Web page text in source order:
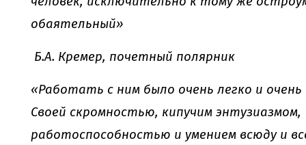
обаятельный»
Б.А. Кремер, почетный полярник
«Работать с ним было очень легко и
Своей скромностью, кипучим энтузиазмом,
работоспособностью и умением всюду и